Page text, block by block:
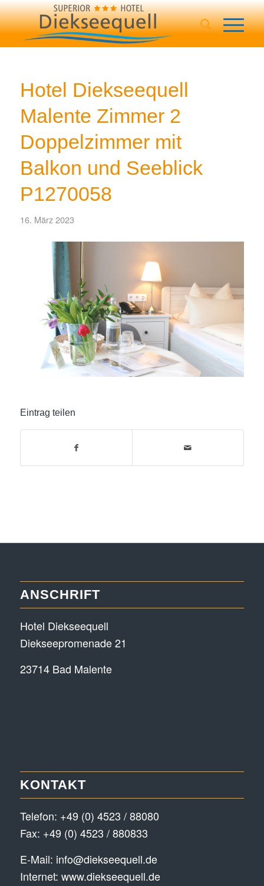
Hotel Diekseequell
Malente Zimmer 2
Doppelzimmer mit
Balkon und Seeblick
P1270058
16. März 2023
Eintrag teilen
ANSCHRIFT
Hotel Diekseequell
Diekseepromenade 21
23714 Bad Malente
KONTAKT
Telefon: +49 (0) 4523 / 88080
Fax: +49 (0) 4523 / 880833
E-Mail: info@diekseequell.de
Internet: www.diekseequell.de